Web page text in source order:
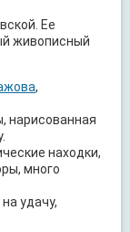
Ее
живописный
,
нарисованная
находки,
много
удачу,